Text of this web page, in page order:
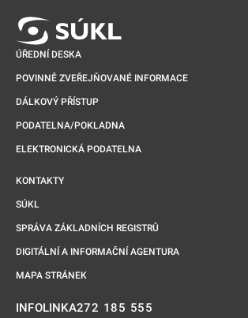
ÚŘEDNÍ DESKA
POVINNĚ ZVEŘEJŇOVANÉ INFORMACE
DÁLKOVÝ PŘÍSTUP
PODATELNA/POKLADNA
ELEKTRONICKÁ PODATELNA
KONTAKTY
SÚKL
SPRÁVA ZÁKLADNÍCH REGISTRŮ
DIGITÁLNÍ A INFORMAČNÍ AGENTURA
MAPA STRÁNEK
INFOLINKA272 185 555